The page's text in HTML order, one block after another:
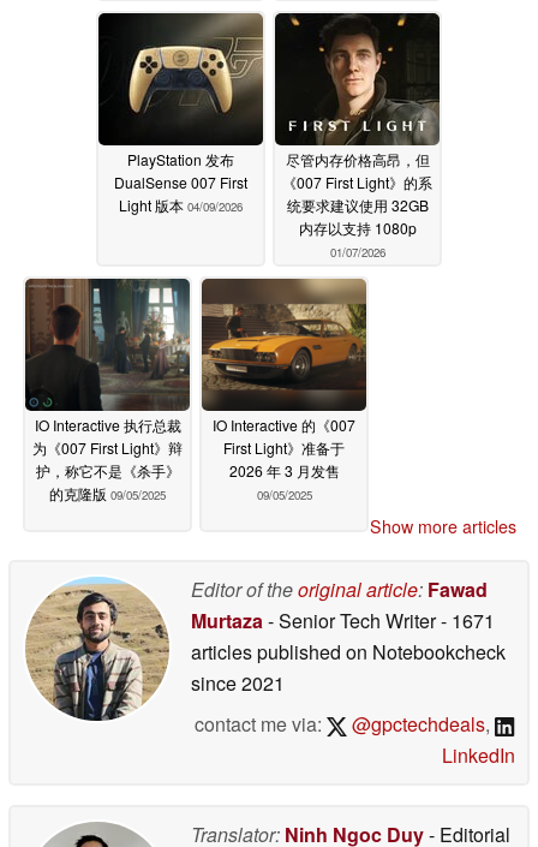
PlayStation 发布
DualSense 007 First
Light 版本 04/09/2026
尽管内存价格高昂，但
《007 First Light》的系
统要求建议使用 32GB
内存以支持 1080p
01/07/2026
IO Interactive 执行总裁
为《007 First Light》辩
护，称它不是《杀手》
的克隆版 09/05/2025
IO Interactive 的《007
First Light》准备于
2026 年 3 月发售
09/05/2025
Show more articles
Editor of theoriginal article: Fawad
Murtaza- Senior Tech Writer- 1671
articles published on Notebookcheck
since 2021
contact me via:
@gpctechdeals,
LinkedIn
Translator: Ninh Ngoc Duy- Editorial